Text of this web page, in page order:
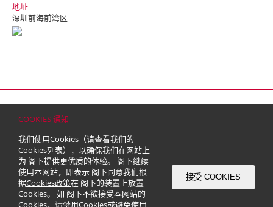
COOKIES 通知
我们使用Cookies（请查看我们的
Cookies列表），以确保我们在网站上
为 阁下提供更优质的体验。 阁下继续
使用本网站，即表示 阁下同意我们根
据Cookies政策在 阁下的装置上放置
Cookies。 如 阁下不欲接受本网站的
Cookies，请禁用Cookies或避免使用
接受 COOKIES
地址
深圳前海前湾区
© 2026 嘉里建设有限公司 (于百慕达注册成立之有限公司)